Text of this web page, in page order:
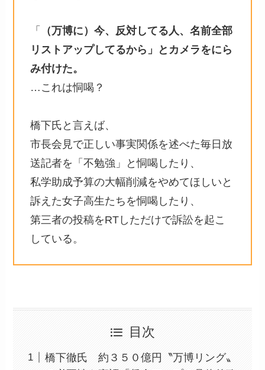
「
（万博に）今、反対してる人、名前全部
リストアップしてるから」とカメラをにら
み付けた。
…これは恫喝？
橋下氏と言えば、
市長会見で正しい事実関係を述べた毎日放
送記者を「不勉強」と恫喝したり、
私学助成予算の大幅削減をやめてほしいと
訴えた女子高生たちを恫喝したり、
第三者の投稿をRTしただけで訴訟を起こ
している。
目次
橋下徹氏 約３５０億円〝万博リング〟